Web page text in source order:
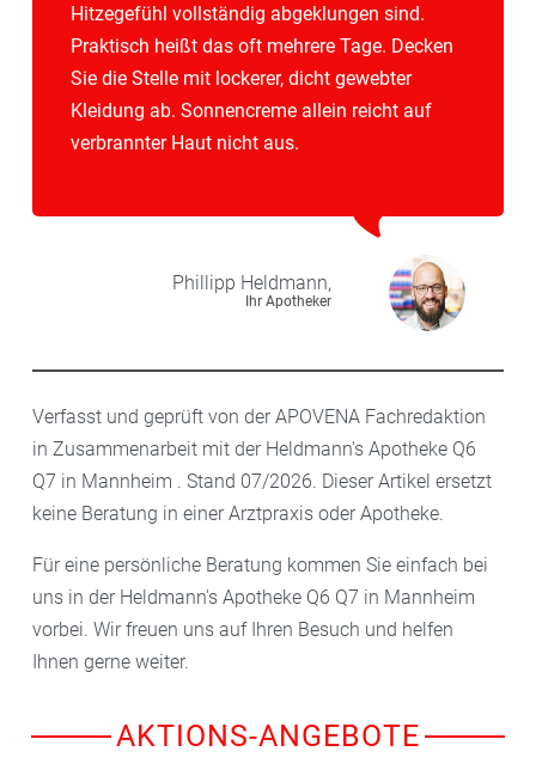
Hitzegefühl vollständig abgeklungen sind.
Praktisch heißt das oft mehrere Tage. Decken
Sie die Stelle mit lockerer, dicht gewebter
Kleidung ab. Sonnencreme allein reicht auf
verbrannter Haut nicht aus.
Phillipp Heldmann,
Ihr Apotheker
Verfasst und geprüft von der APOVENA Fachredaktion
in Zusammenarbeit mit der Heldmann's Apotheke Q6
Q7 in Mannheim . Stand 07/2026. Dieser Artikel ersetzt
keine Beratung in einer Arztpraxis oder Apotheke.
Für eine persönliche Beratung kommen Sie einfach bei
uns in der Heldmann's Apotheke Q6 Q7 in Mannheim
vorbei. Wir freuen uns auf Ihren Besuch und helfen
Ihnen gerne weiter.
AKTIONS-ANGEBOTE